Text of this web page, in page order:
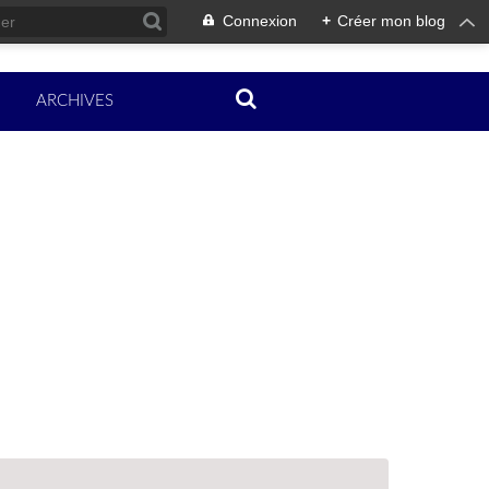
Connexion + Créer mon blog
ARCHIVES